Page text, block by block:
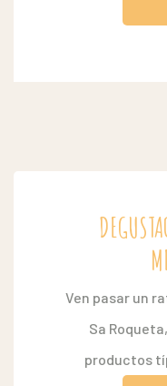
Ven pasar un
Sa
productos